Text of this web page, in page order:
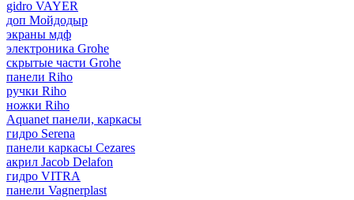
gidro VAYER
доп Мойдодыр
экраны мдф
электроника Grohe
скрытые части Grohe
панели Riho
ручки Riho
ножки Riho
Aquanet панели, каркасы
гидро Serena
панели каркасы Cezares
акрил Jacob Delafon
гидро VITRA
панели Vagnerplast